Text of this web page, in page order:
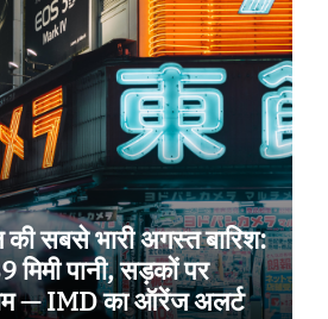
की सबसे भारी अगस्त बारिश:
मिमी पानी, सड़कों पर
— IMD का ऑरेंज अलर्ट